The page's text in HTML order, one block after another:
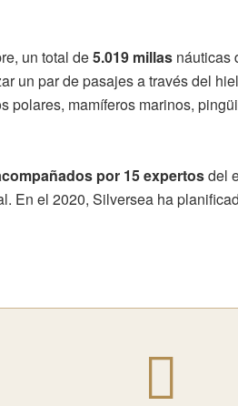
un total de5.019 millas náuticas
un par de pasajes a través del
polares, mamíferos marinos,
por 15 expertosdel
En el 2020, Silversea ha